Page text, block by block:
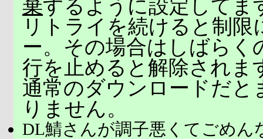
棄するように設定してま
リトライを続けると制限
ー。その場合はしばらく
行を止めると解除されま
通常のダウンロードだと
りません。
DL鯖さんが調子悪くてごめん